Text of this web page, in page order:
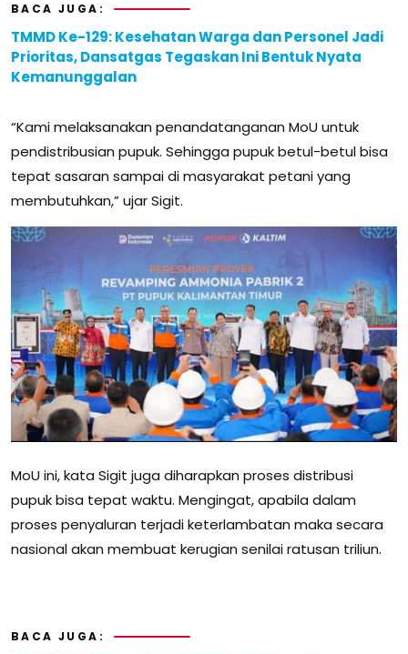
BACA JUGA:
TMMD Ke-129: Kesehatan Warga dan Personel Jadi
Prioritas, Dansatgas Tegaskan Ini Bentuk Nyata
Kemanunggalan
“Kami melaksanakan penandatanganan MoU untuk
pendistribusian pupuk. Sehingga pupuk betul-betul bisa
tepat sasaran sampai di masyarakat petani yang
membutuhkan,” ujar Sigit.
MoU ini, kata Sigit juga diharapkan proses distribusi
pupuk bisa tepat waktu. Mengingat, apabila dalam
proses penyaluran terjadi keterlambatan maka secara
nasional akan membuat kerugian senilai ratusan triliun.
BACA JUGA: